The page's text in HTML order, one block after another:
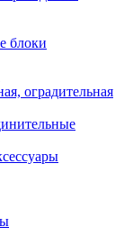
блоки
оградительная